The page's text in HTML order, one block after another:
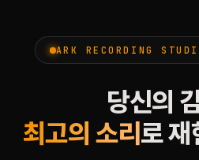
ARK RECORDING
당신의
최고의 소리 로 재